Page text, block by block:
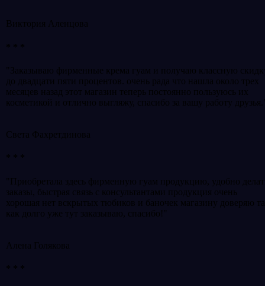
Виктория Аленцова
* * *
"Заказываю фирменные крема гуам и получаю классную
до двадцати пяти процентов. очень рада что нашла около трех
месяцев назад этот магазин теперь постоянно пользуюсь их
косметикой и отлично выгляжу, спасибо за вашу работу
Света Фахретдинова
* * *
"Приобретала здесь фирменную гуам продукцию, удобно
заказы, быстрая связь с консультантами продукция очень
хорошая нет вскрытых тюбиков и баночек магазину доверяю
как долго уже тут заказываю, спасибо!"
Алена Голякова
* * *